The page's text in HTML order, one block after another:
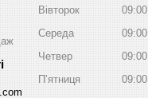
Вівторок
09:00
Середа
09:00
Четвер
09:00
Пʼятниця
09:00